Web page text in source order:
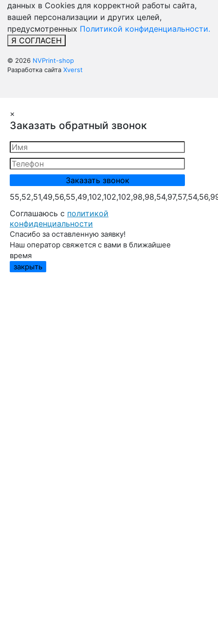
данных в Cookies для корректной работы сайта,
вашей персонализации и других целей,
предусмотренных Политикой конфиденциальности.
Я СОГЛАСЕН
© 2026 NVPrint-shop
Разработка сайта Xverst
×
Заказать обратный звонок
Cоглашаюсь с политикой
конфиденциальности
Спасибо за оставленную заявку!
Наш оператор свяжется с вами в ближайшее
время
закрыть